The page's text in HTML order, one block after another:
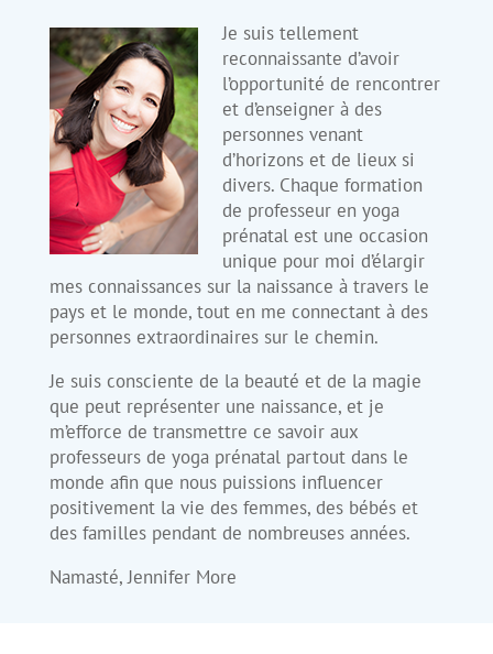
Je suis tellement
reconnaissante d’avoir
l’opportunité de rencontrer
et d’enseigner à des
personnes venant
d’horizons et de lieux si
divers. Chaque formation
de professeur en yoga
prénatal est une occasion
unique pour moi d’élargir
mes connaissances sur la naissance à travers le
pays et le monde, tout en me connectant à des
personnes extraordinaires sur le chemin.
Je suis consciente de la beauté et de la magie
que peut représenter une naissance, et je
m’efforce de transmettre ce savoir aux
professeurs de yoga prénatal partout dans le
monde afin que nous puissions influencer
positivement la vie des femmes, des bébés et
des familles pendant de nombreuses années.
Namasté, Jennifer More